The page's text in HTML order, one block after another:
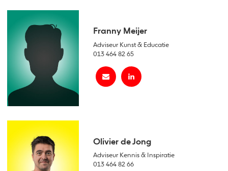
Franny Meijer
Adviseur Kunst & Educatie
013 464 82 65
Olivier de Jong
Adviseur Kennis & Inspiratie
013 464 82 66